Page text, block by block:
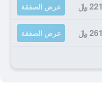
221 ﷼ عرض الصفقة
261 ﷼ عرض الصفقة